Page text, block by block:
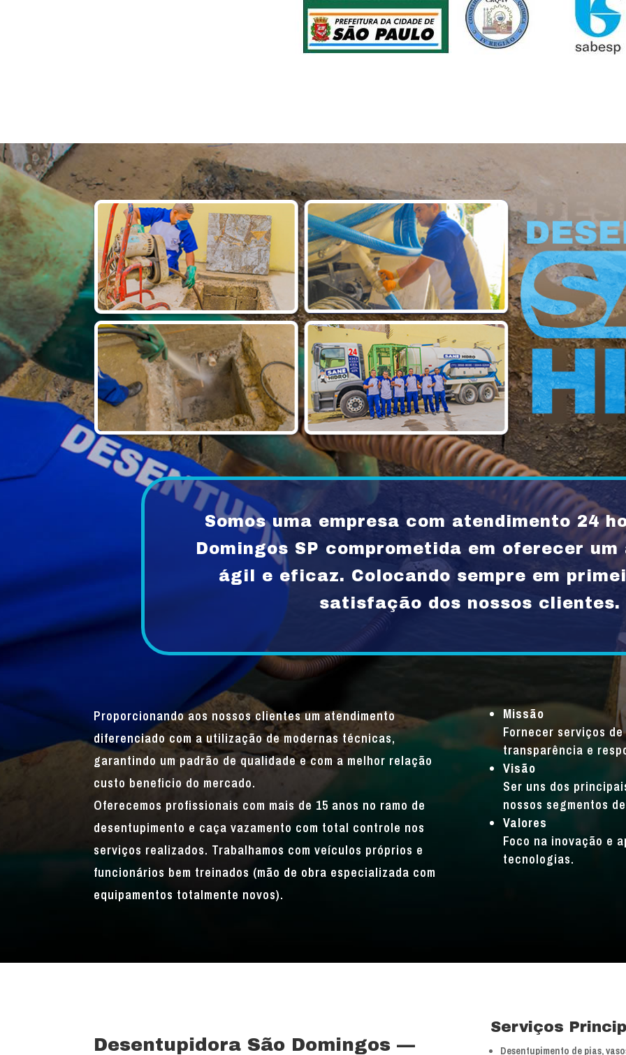
Somos uma empresa com atendimento 24
Domingos SP comprometida em oferecer
ágil e eficaz. Colocando sempre em
satisfação dos nossos clientes.
Proporcionando aos nossos clientes um atendimento
diferenciado com a utilização de modernas técnicas,
garantindo um padrão de qualidade e com a melhor relação
custo beneficio do mercado.
Oferecemos profissionais com mais de 15 anos no ramo de
desentupimento e caça vazamento com total controle nos
serviços realizados. Trabalhamos com veículos próprios e
funcionários bem treinados (mão de obra especializada com
equipamentos totalmente novos).
Missão
Fornecer serviços
transparência e
Visão
Ser uns dos
nossos segmentos
Valores
Foco na inovação e
tecnologias.
Desentupidora São Domingos —
Serviços
Desentupimento de pias,